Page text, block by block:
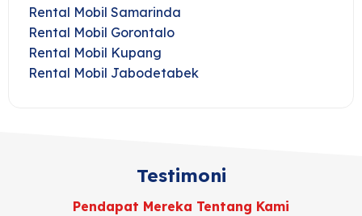
Rental Mobil Samarinda
Rental Mobil Gorontalo
Rental Mobil Kupang
Rental Mobil Jabodetabek
Testimoni
Pendapat Mereka Tentang Kami